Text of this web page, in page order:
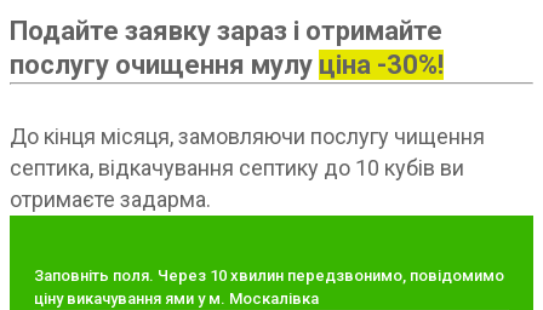
Подайте заявку зараз і отримайте
послугу очищення мулу ціна -30%!
До кінця місяця, замовляючи послугу чищення
септика, відкачування септику до 10 кубів ви
отримаєте задарма.
Заповніть поля. Через 10 хвилин передзвонимо, повідомимо
ціну викачування ями у м. Москалівка